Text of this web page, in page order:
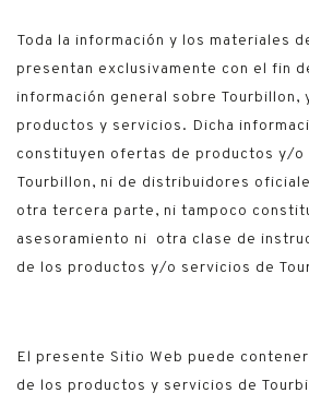
Toda la información y los materiales
presentan exclusivamente con el fin
información general sobre Tourbillon,
productos y servicios. Dicha
constituyen ofertas de productos y/o
Tourbillon, ni de distribuidores
otra tercera parte, ni tampoco
asesoramiento ni otra clase de
de los productos y/o servicios de
El presente Sitio Web puede
de los productos y servicios de